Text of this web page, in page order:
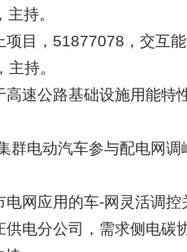
持。
目，51877078，交互
持。
速公路基础设施用能特
群电动汽车参与配电网调
电网应用的车-网灵活调
电分公司，需求侧电碳